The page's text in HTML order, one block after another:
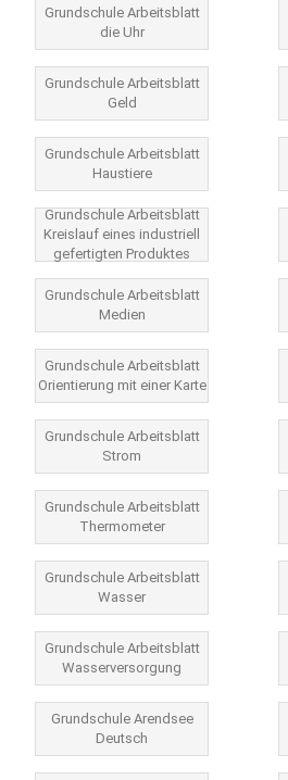
Grundschule Arbeitsblatt
die Uhr
Grundschule Arbeitsblatt
Geld
Grundschule Arbeitsblatt
Haustiere
Grundschule Arbeitsblatt
Kreislauf eines industriell
gefertigten Produktes
Grundschule Arbeitsblatt
Medien
Grundschule Arbeitsblatt
Orientierung mit einer Karte
Grundschule Arbeitsblatt
Strom
Grundschule Arbeitsblatt
Thermometer
Grundschule Arbeitsblatt
Wasser
Grundschule Arbeitsblatt
Wasserversorgung
Grundschule Arendsee
Deutsch